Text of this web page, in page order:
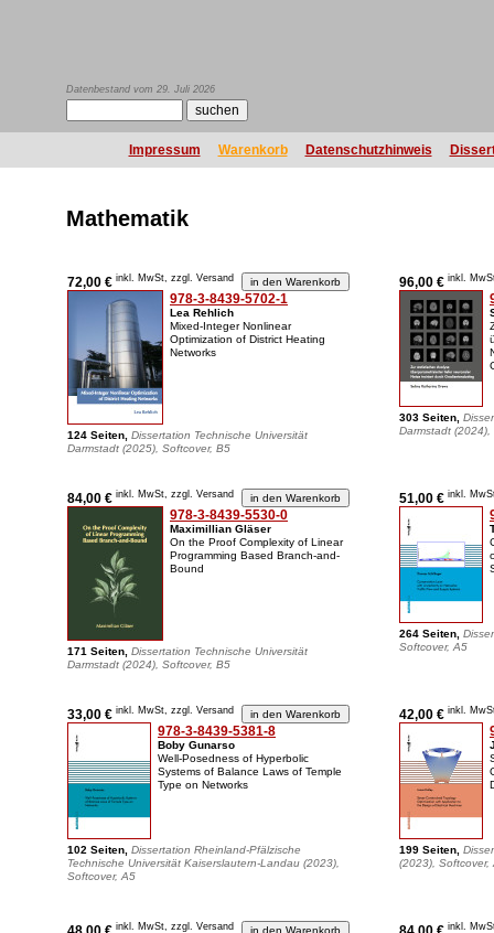
Datenbestand vom 29. Juli 2026
Impressum Warenkorb Datenschutzhinweis
Mathematik
72,00 € inkl. MwSt, zzgl. Versand
978-3-8439-5702-1
Lea Rehlich
Mixed-Integer Nonlinear
Optimization of District Heating
Networks
124 Seiten, Dissertation Technische Universität
Darmstadt (2025), Softcover, B5
84,00 € inkl. MwSt, zzgl. Versand
978-3-8439-5530-0
Maximillian Gläser
On the Proof Complexity of Linear
Programming Based Branch-and-
Bound
171 Seiten, Dissertation Technische Universität
Darmstadt (2024), Softcover, B5
33,00 € inkl. MwSt, zzgl. Versand
978-3-8439-5381-8
Boby Gunarso
Well-Posedness of Hyperbolic
Systems of Balance Laws of Temple
Type on Networks
102 Seiten, Dissertation Rheinland-Pfälzische
Technische Universität Kaiserslautern-Landau (2023),
Softcover, A5
inkl. MwSt, zzgl. Versand
96,00 € inkl.
303 Seiten,
Darmstadt (2024),
51,00 € inkl.
264 Seiten,
Softcover, A5
42,00 € inkl.
199 Seiten,
(2023), Softcover,
inkl.